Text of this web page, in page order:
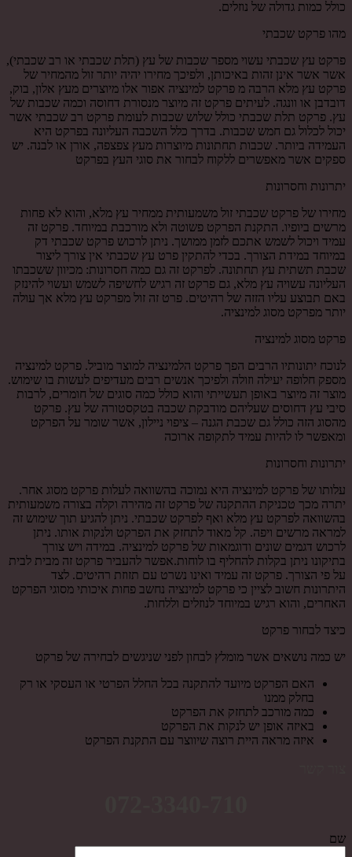
כולל כמות גדולה של נוזלים.
מהו פרקט שכבתי
פרקט עץ שכבתי עשוי מספר שכבות של עץ (תלת שכבתי או רב שכבתי),
אשר אשר אינן זהות באיכותן, ולפיכך מחירו יהיה יותר זול מהמחיר של
פרקט עץ מלא הרבה מ פרקט למינציה אפור אלו מיוצרים מעץ אלון, בוק,
דובדבן או וונגה. לעיתים פרקט זה מיוצר מנסורת דחוסה וכמה שכבות של
עץ. פרקט תלת שכבתי כולל שלוש שכבות לעומת פרקט רב שכבתי אשר
יכול לכלול גם חמש שכבות. בדרך כלל השכבה העליונה בפרקט היא
העמידה ביותר. שכבות תחתונות מיוצרות מעץ צפצפה, אורן או לבנה. יש
ספקים אשר מאפשרים ללקוח לבחור את סוגי העץ בפרקט
יתרונות וחסרונות
מחירו של פרקט שכבתי זול משמעותית ממחיר עץ מלא, והוא לא פחות
מרשים ביופיו. התקנת הפרקט פשוטה ולא מורכבת במיוחד. פרקט זה
עמיד ויכול לשמש אתכם לזמן ממושך. ניתן לרכוש פרקט שכבתי דק
במיוחד במידת הצורך. בכדי להתקין פרט עץ שכבתי אין צורך ליצור
שכבת תשתית עץ תחתונה. לפרקט זה גם כמה חסרונות: מכיוון ששכבתו
העליונה עשויה עץ מלא, גם פרקט זה רגיש לחשיפה לשמש ועשוי להינזק
באם תבוצע עליו הזזה של רהיטים. פרט זה זול מפרקט עץ מלא אך עולה
יותר מפרקט מסוג למינציה.
פרקט מסוג למינציה
לנוכח יתונותיו הרבים הפך פרקט הלמינציה למוצר מוביל. פרקט למינציה
מספק חלופה יעילה וזולה ולפיכך אנשים רבים מעדיפים לעשות בו שימוש.
מוצר זה מיוצר באופן תעשייתי והוא כולל כמה סוגים של חומרים, לרבות
סיבי עץ דחוסים שעליהם מודבקת שכבה בטקסטורה של עץ. פרקט
מהסוג הזה כולל גם שכבת הגנה – ציפוי ניילון, אשר שומר על הפרקט
ומאפשר לו להיות עמיד לתקופה ארוכה
יתרונות וחסרונות
עלותו של פרקט למינציה היא נמוכה בהשוואה לעלות פרקט מסוג אחר.
יתרה מכך טכניקת ההתקנה של פרקט זה מהירה וקלה בצורה משמעותית
בהשוואה לפרקט עץ מלא ואף לפרקט שכבתי. ניתן להגיע תוך שימוש זה
למראה מרשים ויפה. קל מאוד לתחזק את הפרקט ולנקות אותו. ניתן
לרכוש דגמים שונים ודוגמאות של פרקט למינציה. במידה ויש צורך
בתיקונו ניתן בקלות להחליף בו לוחות.אפשר להעביר פרקט זה מבית לבית
על פי הצורך. פרקט זה עמיד ואינו נשרט עם תזוזת רהיטים. לצד
היתרונות חשוב לציין כי פרקט למינציה נחשב פחות איכותי מסוגי הפרקט
האחרים, והוא רגיש במיוחד לנוזלים וללחות.
כיצד לבחור פרקט
יש כמה נושאים אשר מומלץ לבחון לפני שניגשים לבחירה של פרקט
האם הפרקט מיועד להתקנה בכל החלל הפרטי או העסקי או רק
בחלק ממנו
כמה מורכב לתחזק את הפרקט
באיזה אופן יש לנקות את הפרקט
איזה מראה היית רוצה שיווצר עם התקנת הפרקט
שם